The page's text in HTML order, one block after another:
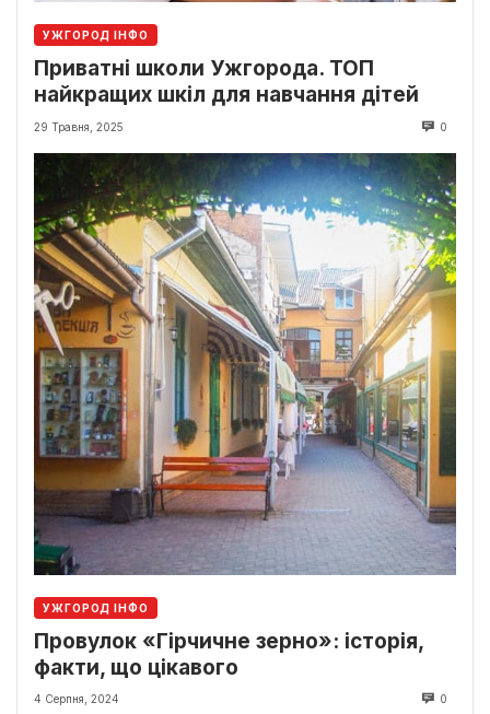
УЖГОРОД ІНФО
Приватні школи Ужгорода. ТОП
найкращих шкіл для навчання дітей
29 Травня, 2025 0
УЖГОРОД ІНФО
Провулок «Гірчичне зерно»: історія,
факти, що цікавого
4 Серпня, 2024 0